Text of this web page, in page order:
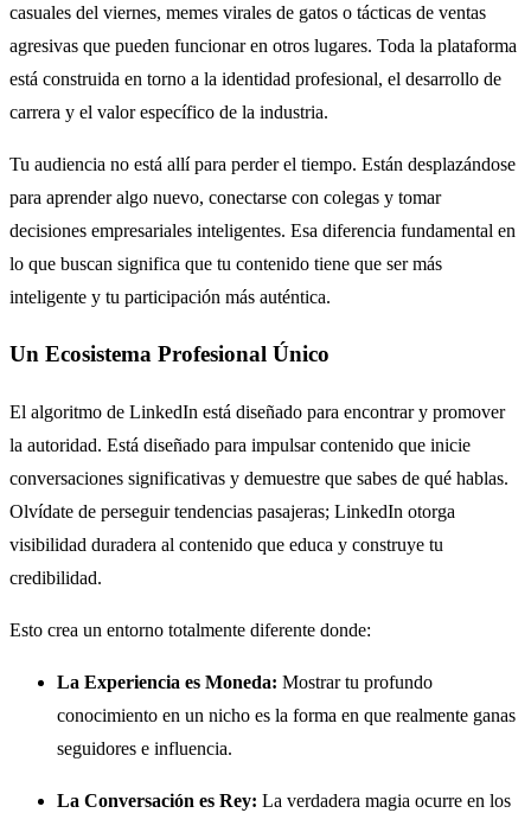
casuales del viernes, memes virales de gatos o tácticas de ventas
agresivas que pueden funcionar en otros lugares. Toda la plataforma
está construida en torno a la identidad profesional, el desarrollo de
carrera y el valor específico de la industria.
Tu audiencia no está allí para perder el tiempo. Están desplazándose
para aprender algo nuevo, conectarse con colegas y tomar
decisiones empresariales inteligentes. Esa diferencia fundamental en
lo que buscan significa que tu contenido tiene que ser más
inteligente y tu participación más auténtica.
Un Ecosistema Profesional Único
El algoritmo de LinkedIn está diseñado para encontrar y promover
la autoridad. Está diseñado para impulsar contenido que inicie
conversaciones significativas y demuestre que sabes de qué hablas.
Olvídate de perseguir tendencias pasajeras; LinkedIn otorga
visibilidad duradera al contenido que educa y construye tu
credibilidad.
Esto crea un entorno totalmente diferente donde:
La Experiencia es Moneda: Mostrar tu profundo
conocimiento en un nicho es la forma en que realmente ganas
seguidores e influencia.
La Conversación es Rey: La verdadera magia ocurre en los